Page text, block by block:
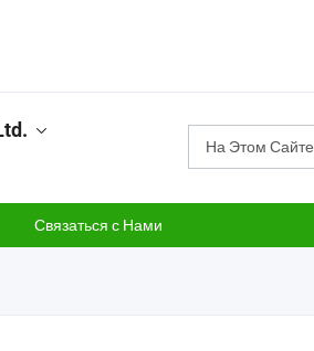
На Этом Сайте
Связаться с Нами